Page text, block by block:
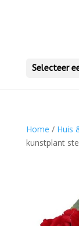
Selecteer
Home / Huis
kunstplant